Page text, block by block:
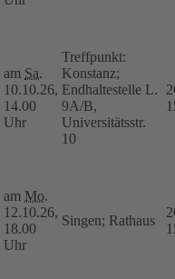
am Sa.
10.10.26,
14.00
Uhr
Treffpunkt:
Konstanz;
Endhaltestelle L.
9A/B,
Universitätsstr.
10
am Mo.
12.10.26,
18.00
Uhr
Singen; Rathaus